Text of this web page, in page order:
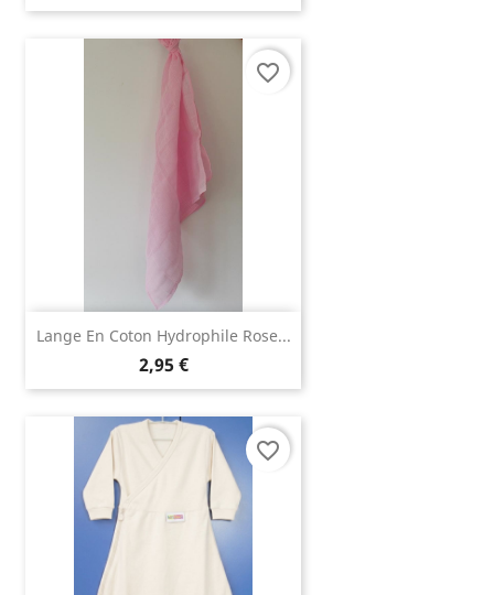
Lange En Coton Hydrophile Rose...
2,95 €
favorite_border
favorite_border